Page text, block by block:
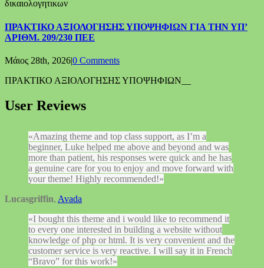
δικαιολογητικων
ΠΡΑΚΤΙΚΟ ΑΞΙΟΛΟΓΗΣΗΣ ΥΠΟΨΗΦΙΩΝ ΓΙΑ ΤΗΝ ΥΠ’
ΑΡΙΘΜ. 209/230 ΠΕΕ
Μάιος 28th, 2026|0 Comments
ΠΡΑΚΤΙΚΟ ΑΞΙΟΛΟΓΗΣΗΣ ΥΠΟΨΗΦΙΩΝ__
User Reviews
Amazing theme and top class support, as I’m a
beginner, Luke helped me above and beyond and was
more than patient, his responses were quick and he has
a genuine care for you to enjoy and move forward with
your theme! Highly recommended!
Lucasgriffin, Avada
I bought this theme and i would like to recommend it
to every one interested in building a website without
knowledge of php or html. It is very convenient and the
customer service is very reactive. I will say it in French
“Bravo” for this work!